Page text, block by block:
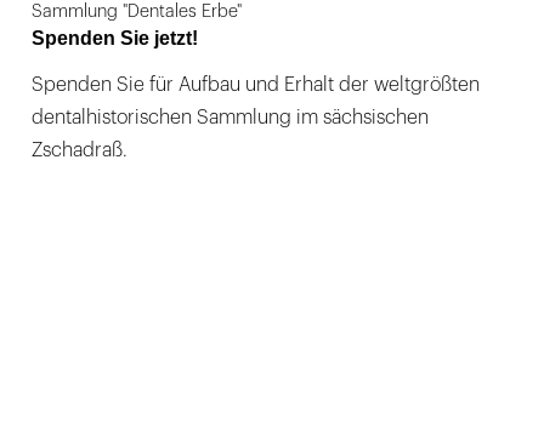
Sammlung "Dentales Erbe"
Spenden Sie jetzt!
Spenden Sie für Aufbau und Erhalt der weltgrößten
dentalhistorischen Sammlung im sächsischen
Zschadraß.